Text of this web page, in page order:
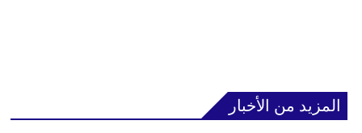
المزيد من الأخبار